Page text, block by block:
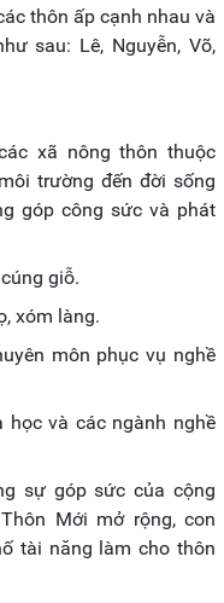
thôn ấp cạnh nhau và
sau: Lê, Nguyễn, Võ,
xã nông thôn thuộc
trường đến đời sống
góp công sức và phát
giỗ.
xóm làng.
môn phục vụ nghề
học và các ngành nghề
sự góp sức của cộng
Mới mở rộng, con
tài năng làm cho thôn